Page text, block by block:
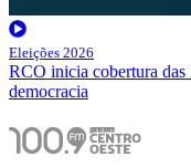
Eleições 2026
RCO inicia cobertura
democracia